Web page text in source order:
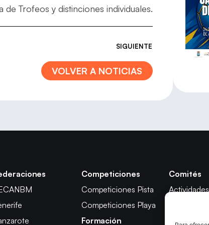
Trofeos y distinciones individuales.
SIGUIENTE
VOLVER A NOTICIAS
Competiciones
Competiciones Pista
Competiciones Playa
Formación
Comités
Actividades
Árbitros